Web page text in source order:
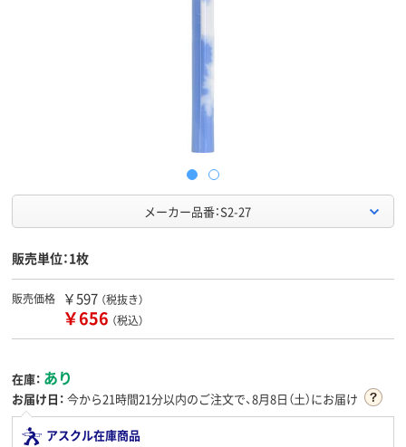
メーカー品番：S2-27
販売単位：1枚
販売価格 ￥597 （税抜き）
￥656 （税込）
在庫： あり
お届け日： 今から21時間21分以内のご注文で、8月8日（土）にお届け
アスクル在庫商品